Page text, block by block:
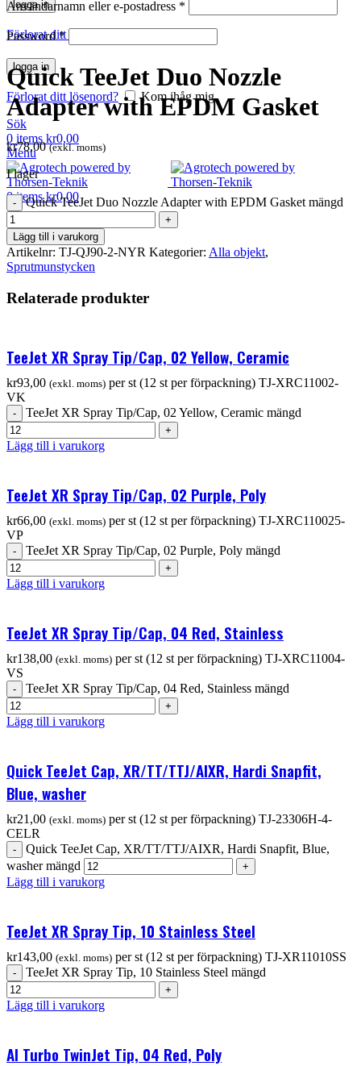
logga in
Förlorat ditt lösenord?
Användarnamn eller e-postadress *
Password*
logga in
Förlorat ditt lösenord?
Kom ihåg mig
Sök
0 items kr0,00
Menu
0items kr0,00
Klicka för att förstora
Quick TeeJet Duo Nozzle
Adapter with EPDM Gasket
kr78,00 (exkl. moms)
I lager
Quick TeeJet Duo Nozzle Adapter with EPDM Gasket mängd
Lägg till i varukorg
Artikelnr: TJ-QJ90-2-NYR Kategorier: Alla objekt,
Sprutmunstycken
Relaterade produkter
TeeJet XR Spray Tip/Cap, 02 Yellow, Ceramic
kr93,00 (exkl. moms) per st (12 st per förpackning) TJ-XRC11002-
VK
TeeJet XR Spray Tip/Cap, 02 Yellow, Ceramic mängd
Lägg till i varukorg
TeeJet XR Spray Tip/Cap, 02 Purple, Poly
kr66,00 (exkl. moms) per st (12 st per förpackning) TJ-XRC110025-
VP
TeeJet XR Spray Tip/Cap, 02 Purple, Poly mängd
Lägg till i varukorg
TeeJet XR Spray Tip/Cap, 04 Red, Stainless
kr138,00 (exkl. moms) per st (12 st per förpackning) TJ-XRC11004-
VS
TeeJet XR Spray Tip/Cap, 04 Red, Stainless mängd
Lägg till i varukorg
Quick TeeJet Cap, XR/TT/TTJ/AIXR, Hardi Snapfit,
Blue, washer
kr21,00 (exkl. moms) per st (12 st per förpackning) TJ-23306H-4-
CELR
Quick TeeJet Cap, XR/TT/TTJ/AIXR, Hardi Snapfit, Blue,
washer mängd
Lägg till i varukorg
TeeJet XR Spray Tip, 10 Stainless Steel
kr143,00 (exkl. moms) per st (12 st per förpackning) TJ-XR11010SS
TeeJet XR Spray Tip, 10 Stainless Steel mängd
Lägg till i varukorg
AI Turbo TwinJet Tip, 04 Red, Poly